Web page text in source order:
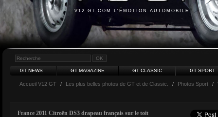
V12 GT.COM L'ÉMOTION AUTOMOBILE
GT NEWS GT MAGAZINE GT CLASSIC GT SPORT
Accueil V12 GT / Les plus belles photos de GT et de Classic. / Photos Sport /
France 2011 Citroën DS3 drapeau français sur le toit